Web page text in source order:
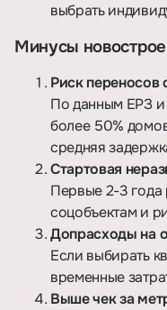
выбрать
Минусы
Риск переносов
По данным ЕРЗ и
более 50%
средняя
Стартовая
Первые 2-3 года
соцобъектам и
Допрасходы на
Если выбирать
временные
Выше чек за